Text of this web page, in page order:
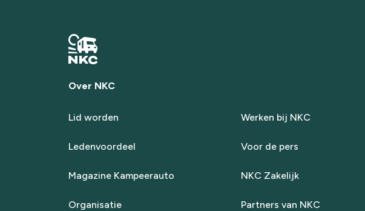
Over NKC
Lid worden
Ledenvoordeel
Magazine Kampeerauto
Organisatie
Werken bij NKC
Voor de pers
NKC Zakelijk
Partners van NKC